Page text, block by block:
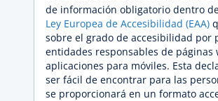
de información obligatorio dentro
Ley Europea de Accesibilidad (EAA)
sobre el grado de accesibilidad por
entidades responsables de páginas
aplicaciones para móviles. Esta
ser fácil de encontrar para las
se proporcionará en un formato